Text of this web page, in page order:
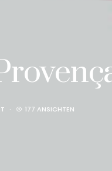
177 ANSICHTEN